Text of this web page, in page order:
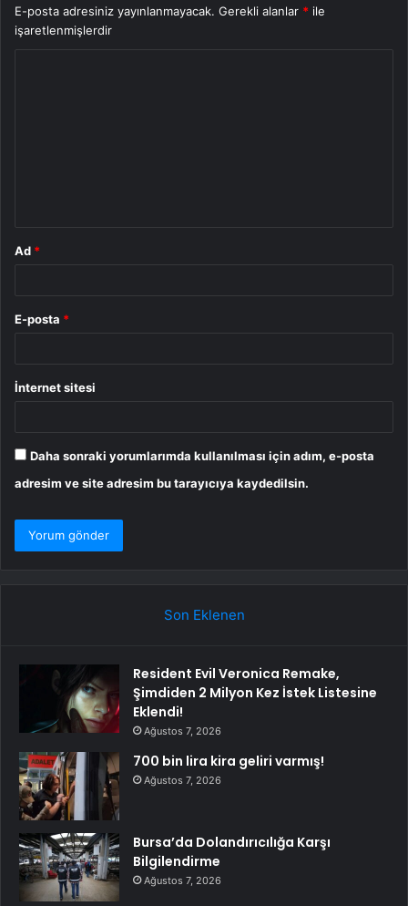
E-posta adresiniz yayınlanmayacak. Gerekli alanlar * ile
işaretlenmişlerdir
Ad *
E-posta *
İnternet sitesi
Daha sonraki yorumlarımda kullanılması için adım, e-posta
adresim ve site adresim bu tarayıcıya kaydedilsin.
Son Eklenen
Resident Evil Veronica Remake,
Şimdiden 2 Milyon Kez İstek Listesine
Eklendi!
Ağustos 7, 2026
700 bin lira kira geliri varmış!
Ağustos 7, 2026
Bursa’da Dolandırıcılığa Karşı
Bilgilendirme
Ağustos 7, 2026